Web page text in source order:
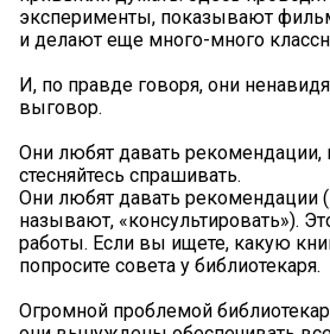
эксперименты, показывают
и делают еще много-много
И, по правде говоря, они
выговор.
Они любят давать рекомендации,
стесняйтесь спрашивать.
Они любят давать рекомендации
называют, «консультировать»).
работы. Если вы ищете, какую
попросите совета у библиотекаря.
Огромной проблемой